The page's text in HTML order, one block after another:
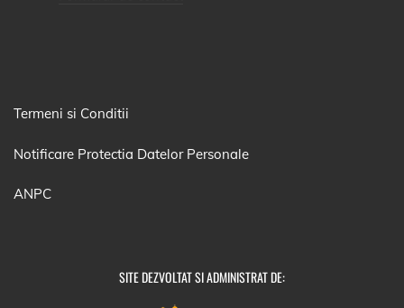
Termeni si Conditii
Notificare Protectia Datelor Personale
ANPC
SITE DEZVOLTAT SI ADMINISTRAT DE: